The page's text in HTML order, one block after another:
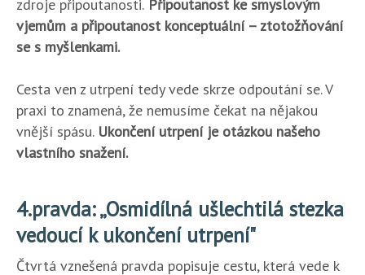
zdroje připoutanosti. Připoutanost ke smyslovým
vjemům a připoutanost konceptuální – ztotožňování
se s myšlenkami.
Cesta ven z utrpení tedy vede skrze odpoutání se. V
praxi to znamená, že nemusíme čekat na nějakou
vnější spásu. Ukončení utrpení je otázkou našeho
vlastního snažení.
4.pravda: „Osmidílná ušlechtilá stezka
vedoucí k ukončení utrpení"
Čtvrtá vznešená pravda popisuje cestu, která vede k